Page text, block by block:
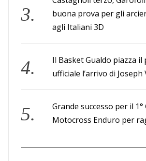
buona prova per gli
agli Italiani 3D
Il Basket Gualdo piazza il
ufficiale l’arrivo di Joseph
Grande successo per il 1°
Motocross Enduro per